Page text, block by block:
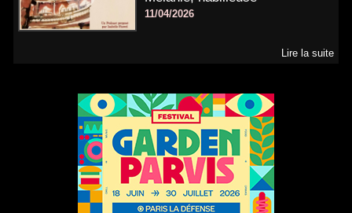
11/04/2026
Lire la suite